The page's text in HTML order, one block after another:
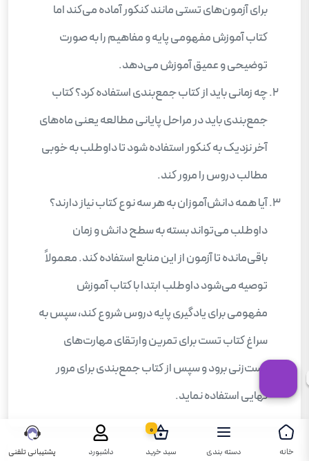
برای آزمون‌های تستی مانند کنکور آماده می‌کند اما
کتاب آموزش مفهومی پایه و مفاهیم را به صورت
توضیحی و عمیق آموزش می‌دهد.
چه زمانی باید از کتاب جمع‌بندی استفاده کرد؟ کتاب
جمع‌بندی باید در مراحل پایانی مطالعه یعنی ماه‌های
آخر نزدیک به کنکور استفاده شود تا داوطلب به خوبی
مطالب دروس را مرور کند.
آیا همه دانش‌آموزان به هر سه نوع کتاب نیاز دارند؟
داوطلب می‌تواند بسته به سطح دانش و زمان
باقی‌مانده تا آزمون از این منابع استفاده کند. معمولاً
توصیه می‌شود داوطلب ابتدا با کتاب آموزش
مفهومی برای یادگیری پایه دروس شروع کند، سپس به
سراغ کتاب تست برای تمرین وارتقای مهارت‌های
تست‌زنی برود و سپس از کتاب جمع‌بندی برای مرور
نهایی استفاده نماید.
خانه دسته بندی
0
سبد خرید
داشبورد پشتیبانی تلفنی